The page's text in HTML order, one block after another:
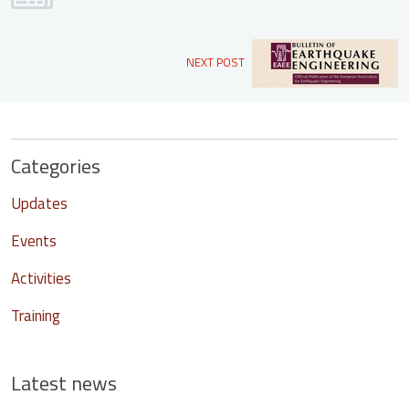
NEXT POST
Categories
Updates
Events
Activities
Training
Latest news